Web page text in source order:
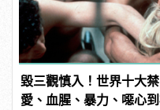
毀三觀慎入！世界十大
愛、血腥、暴力、噁心到